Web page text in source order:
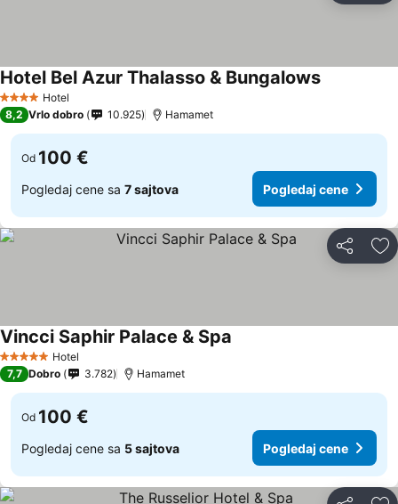
4 ZvezdiceHotel
Hotel Bel Azur Thalasso & Bungalows
8,2 Vrlo dobro 10.925 Hamamet
Od 100 €
Pogledaj cene sa 7 sajtova Pogledaj cene
Deli
5 ZvezdiceHotel
Vincci Saphir Palace & Spa
7,7 Dobro 3.782 Hamamet
Od 100 €
Pogledaj cene sa 5 sajtova Pogledaj cene